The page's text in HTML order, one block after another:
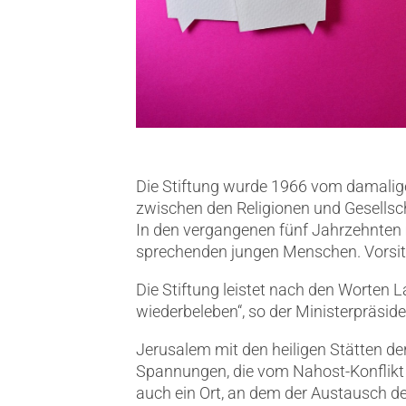
Die Stiftung wurde 1966 vom
zwischen den Religionen und
In den vergangenen fünf
sprechenden jungen Menschen.
Die Stiftung leistet nach den Worten
wiederbeleben“, so der
Jerusalem mit den heiligen Stätten
Spannungen, die vom Nahost-
auch ein Ort, an dem der Austausch